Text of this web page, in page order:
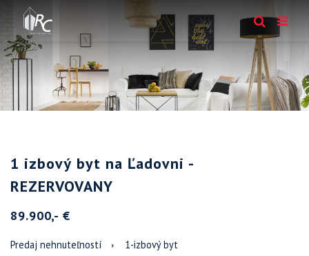
1 izbový byt na Ľadovni -
REZERVOVANY
89.900,- €
Predaj nehnuteľností 1-izbový byt